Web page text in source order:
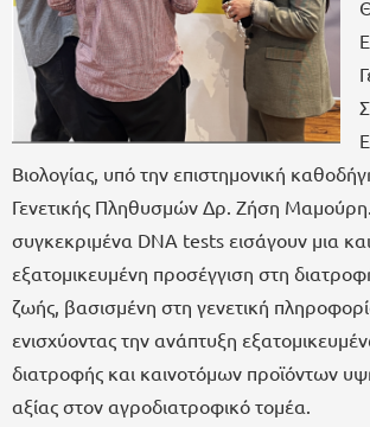
Βιολογίας, υπό την επιστημονική
Γενετικής Πληθυσμών Δρ. Ζήση
συγκεκριμένα DNA tests εισάγουν μια
εξατομικευμένη προσέγγιση στη
ζωής, βασισμένη στη γενετική
ενισχύοντας την ανάπτυξη
διατροφής και καινοτόμων προϊόντων
αξίας στον αγροδιατροφικό τομέα.